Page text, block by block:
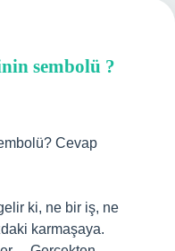
sembolü ?
Cevap
ki, ne bir iş, ne
karmaşaya.